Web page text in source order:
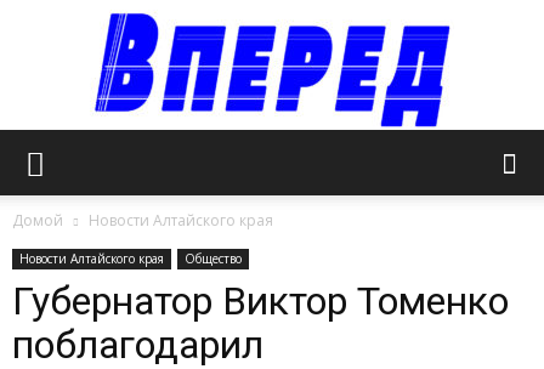
сайт
Домой Новости Алтайского края
Новости Алтайского края Общество
Губернатор Виктор Томенко
поблагодарил